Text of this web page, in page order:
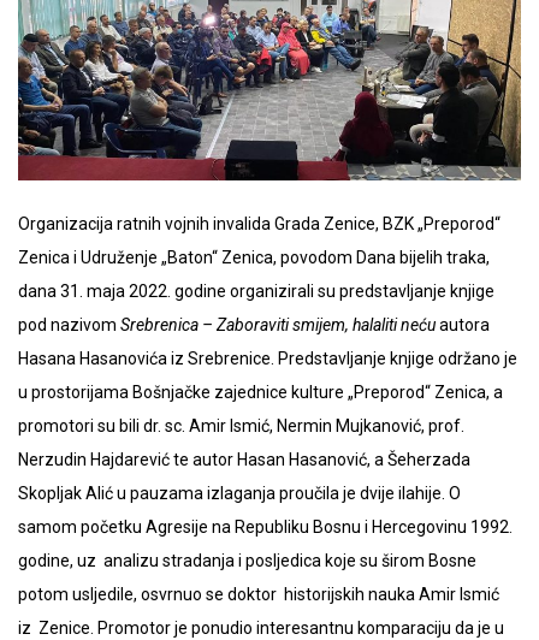
Organizacija ratnih vojnih invalida Grada Zenice, BZK „Preporod“
Zenica i Udruženje „Baton“ Zenica, povodom Dana bijelih traka,
dana 31. maja 2022. godine organizirali su predstavljanje knjige
pod nazivom Srebrenica – Zaboraviti smijem, halaliti nećuautora
Hasana Hasanovića iz Srebrenice. Predstavljanje knjige održano je
u prostorijama Bošnjačke zajednice kulture „Preporod“ Zenica, a
promotori su bili dr. sc. Amir Ismić, Nermin Mujkanović, prof.
Nerzudin Hajdarević te autor Hasan Hasanović, a Šeherzada
Skopljak Alić u pauzama izlaganja proučila je dvije ilahije. O
samom početku Agresije na Republiku Bosnu i Hercegovinu 1992.
godine, uz analizu stradanja i posljedica koje su širom Bosne
potom usljedile, osvrnuo se doktor historijskih nauka Amir Ismić
iz Zenice. Promotor je ponudio interesantnu komparaciju da je u